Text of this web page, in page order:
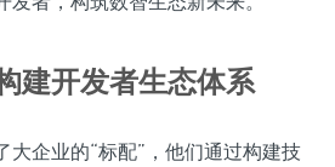
建开发者生态体系
大企业的“标配”，他们通过构建技